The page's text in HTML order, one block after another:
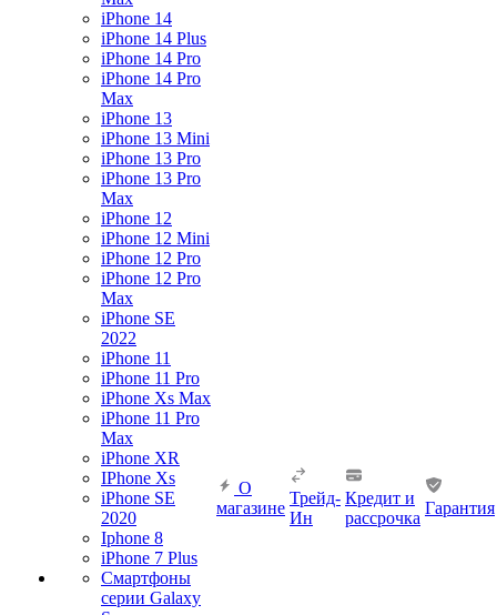
iPhone 14
iPhone 14 Plus
iPhone 14 Pro
iPhone 14 Pro
Max
iPhone 13
iPhone 13 Mini
iPhone 13 Pro
iPhone 13 Pro
Max
iPhone 12
iPhone 12 Mini
iPhone 12 Pro
iPhone 12 Pro
Max
iPhone SE
2022
iPhone 11
iPhone 11 Pro
iPhone Xs Max
iPhone 11 Pro
Max
iPhone XR
IPhone Xs
iPhone SE
2020
Iphone 8
iPhone 7 Plus
Смартфоны
серии Galaxy
О
магазине
Трейд-
Ин
Кредит и
рассрочка
Гарантия